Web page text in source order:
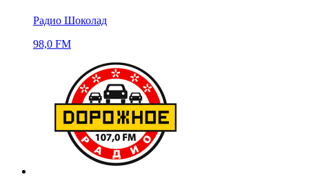
Радио Шоколад
98,0 FM